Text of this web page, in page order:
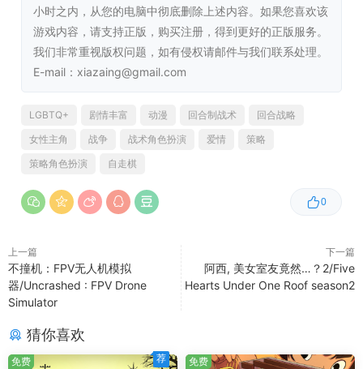
＜紧张感贯穿终局的捕获型策略游戏＞
敌军将以压倒性的兵力蜂拥而至，甚至还会发动突如其来的
斯卡蕾特军兵力过少，根本无法死守所有前线。
果断舍弃不必要的据点，将战力集中于敌方将领一人之上。
为了将最大战力倾泻于敌将，务必构筑好补给线！
小时之内，从您的电脑中彻底删除上述内容。如果您喜欢该
游戏内容，请支持正版，购买注册，得到更好的正版服务。
我们非常重视版权问题，如有侵权请邮件与我们联系处理。
E-mail：xiazaing@gmail.com
0
LGBTQ+ 剧情丰富 动漫 回合制战术
回合战略
女性主角
战争 战术角色扮演 爱情
策略
策略角色扮演
自走棋
上一篇
不撞机：FPV无人机模拟
器/Uncrashed : FPV Drone
Simulator
下一篇
阿西, 美女室友竟然…？2/Five
Hearts Under One Roof season2
猜你喜欢
免费 荐 免费